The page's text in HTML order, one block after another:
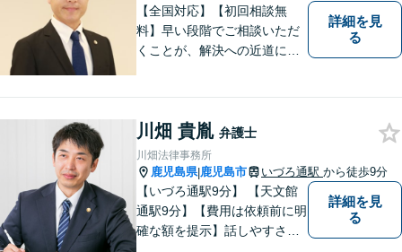
す。
【全国対応】【初回相談無
料】早い段階でご相談いただ
くことが、解決への近道にな
どんなご相談でも、どうぞお
気軽にお声がけください。
【電話・WEB相談も対応可
能】
詳細を見
る
川畑 貴胤 弁護士
川畑法律事務所
鹿児島県|鹿児島市 いづろ通駅 から徒歩9分
【いづろ通駅9分】 【天文館
通駅9分】【費用は依頼前に明
確な額を提示】話しやすさを
詳細を見
る